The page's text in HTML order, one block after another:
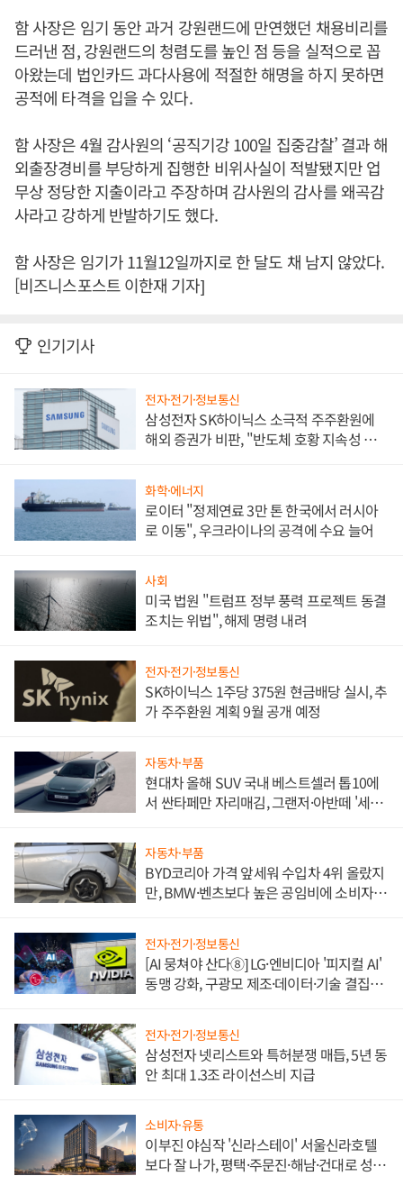
함 사장은 임기 동안 과거 강원랜드에 만연했던 채용비리를
드러낸 점, 강원랜드의 청렴도를 높인 점 등을 실적으로 꼽
아왔는데 법인카드 과다사용에 적절한 해명을 하지 못하면
공적에 타격을 입을 수 있다.
함 사장은 4월 감사원의 ‘공직기강 100일 집중감찰’ 결과 해
외출장경비를 부당하게 집행한 비위사실이 적발됐지만 업
무상 정당한 지출이라고 주장하며 감사원의 감사를 왜곡감
사라고 강하게 반발하기도 했다.
함 사장은 임기가 11월12일까지로 한 달도 채 남지 않았다.
[비즈니스포스트 이한재 기자]
인기기사
전자·전기·정보통신
삼성전자 SK하이닉스 소극적 주주환원에
해외 증권가 비판, "반도체 호황 지속성 의
화학·에너지
로이터 "정제연료 3만 톤 한국에서 러시아
로 이동", 우크라이나의 공격에 수요 늘어
사회
미국 법원 "트럼프 정부 풍력 프로젝트 동결
조치는 위법", 해제 명령 내려
전자·전기·정보통신
SK하이닉스 1주당 375원 현금배당 실시, 추
가 주주환원 계획 9월 공개 예정
자동차·부품
현대차 올해 SUV 국내 베스트셀러 톱10에
서 싼타페만 자리매김, 그랜저·아반떼 '세단
자동차·부품
BYD코리아 가격 앞세워 수입차 4위 올랐지
만, BMW·벤츠보다 높은 공임비에 소비자
전자·전기·정보통신
[AI 뭉쳐야 산다⑧] LG·엔비디아 '피지컬 AI'
동맹 강화, 구광모 제조·데이터·기술 결집
전자·전기·정보통신
삼성전자 넷리스트와 특허분쟁 매듭, 5년 동
안 최대 1.3조 라이선스비 지급
소비자·유통
이부진 야심작 '신라스테이' 서울신라호텔
보다 잘 나가, 평택·주문진·해남·건대로 성